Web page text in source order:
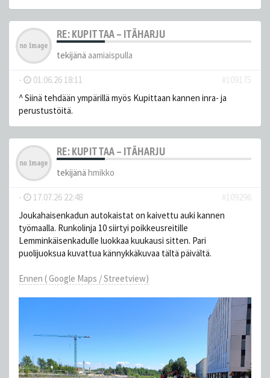
RE: KUPITTAA – ITÄHARJU
tekijänä aamiaispulla
- 01.06.26 18:11
#109175
^ Siinä tehdään ympärillä myös Kupittaan kannen inra- ja
perustustöitä.
RE: KUPITTAA – ITÄHARJU
tekijänä hmikko
- 17.07.26 22:48
#109296
Joukahaisenkadun autokaistat on kaivettu auki kannen
työmaalla. Runkolinja 10 siirtyi poikkeusreitille
Lemminkäisenkadulle luokkaa kuukausi sitten. Pari
puolijuoksua kuvattua kännykkäkuvaa tältä päivältä.
Ennen ( Google Maps / Streetview)